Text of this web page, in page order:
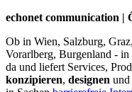
echonet communication |
Ob in Wien, Salzburg,
Vorarlberg, Burgenland -
da und liefert Services,
konzipieren, designen und